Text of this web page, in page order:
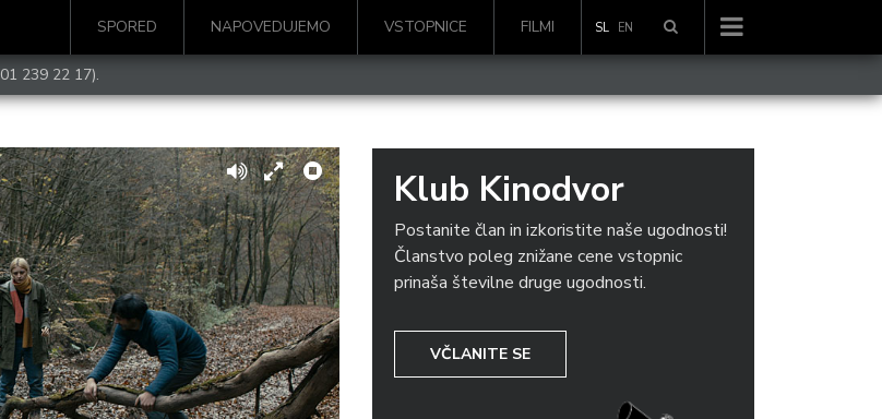
SPORED NAPOVEDUJEMO VSTOPNICE FILMI SL EN
01 239 22 17).
Klub Kinodvor
Postanite član in izkoristite naše ugodnosti!
Članstvo poleg znižane cene vstopnic
prinaša številne druge ugodnosti.
VČLANITE SE